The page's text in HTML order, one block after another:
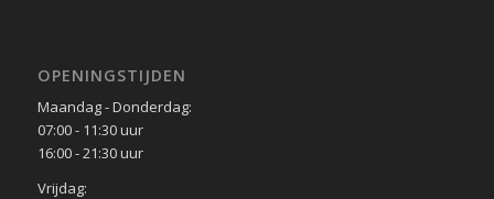
OPENINGSTIJDEN
Maandag - Donderdag:
07:00 - 11:30 uur
16:00 - 21:30 uur
Vrijdag: